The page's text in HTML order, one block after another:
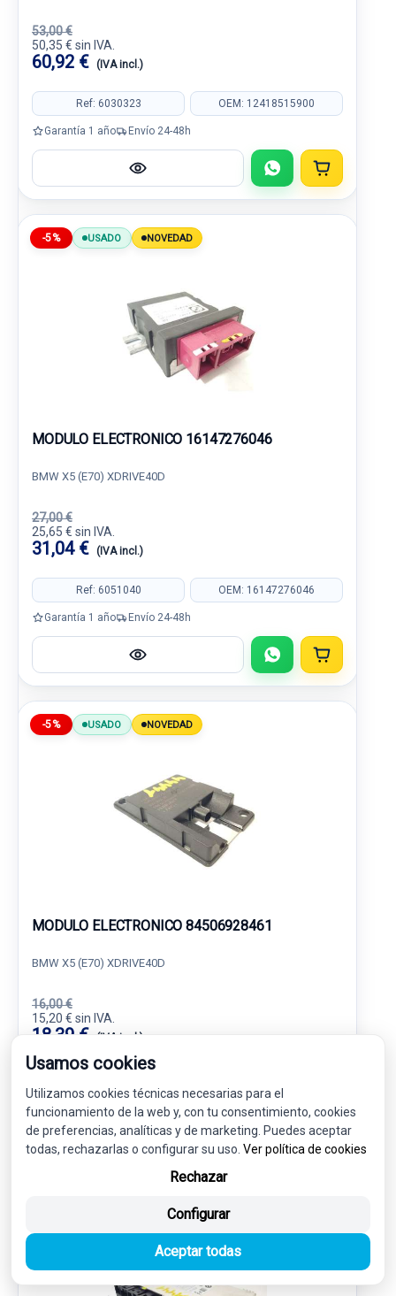
53,00 €
50,35 € sin IVA.
60,92 € (IVA incl.)
Ref: 6030323 OEM: 12418515900
Garantía 1 año Envío 24-48h
-5% USADO NOVEDAD
MODULO ELECTRONICO 16147276046
BMW X5 (E70) XDRIVE40D
27,00 €
25,65 € sin IVA.
31,04 € (IVA incl.)
Ref: 6051040 OEM: 16147276046
Garantía 1 año Envío 24-48h
-5% USADO NOVEDAD
MODULO ELECTRONICO 84506928461
BMW X5 (E70) XDRIVE40D
16,00 €
15,20 € sin IVA.
18,39 € (IVA incl.)
NOVEDAD
Usamos cookies
Utilizamos cookies técnicas necesarias para el
funcionamiento de la web y, con tu consentimiento, cookies
de preferencias, analíticas y de marketing. Puedes aceptar
todas, rechazarlas o configurar su uso. Ver política de cookies
Rechazar
Configurar
Aceptar todas